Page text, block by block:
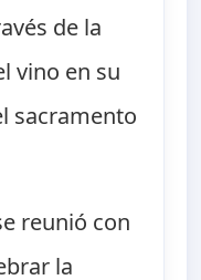
de la
vino en su
sacramento
reunió con
la